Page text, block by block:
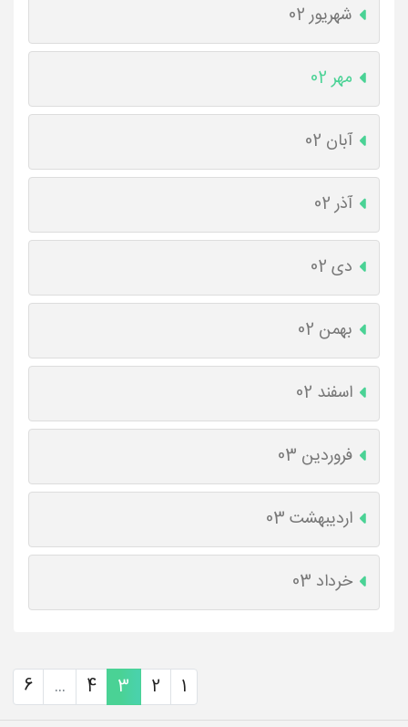
شهریور 02
مهر 02
آبان 02
آذر 02
دی 02
بهمن 02
اسفند 02
فروردین 03
اردیبهشت 03
خرداد 03
1
2
3
4
...
6